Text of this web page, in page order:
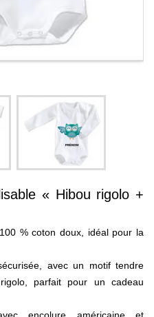
« Hibou rigolo +
% coton doux, idéal pour la
avec un motif tendre
parfait pour un cadeau
encolure américaine et